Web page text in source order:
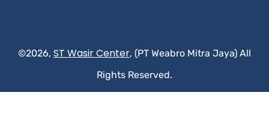
©2026, ST Wasir Center, (PT Weabro Mitra Jaya) All
Rights Reserved.